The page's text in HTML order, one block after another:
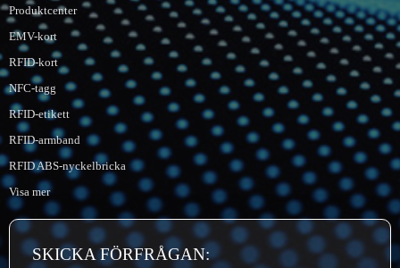
Produktcenter
EMV-kort
RFID-kort
NFC-tagg
RFID-etikett
RFID-armband
RFID ABS-nyckelbricka
Visa mer
SKICKA FÖRFRÅGAN: